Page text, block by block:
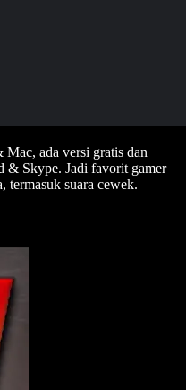
ada versi gratis dan
& Skype. Jadi favorit gamer
termasuk suara cewek.